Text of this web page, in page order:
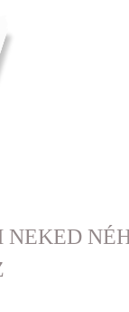
NEKED